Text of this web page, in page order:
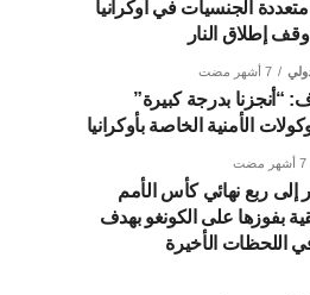
الجنسيات في أوكرانيا
إطلاق النار
7 أشهر مضت
“أنجزنا بدرجة كبيرة”
الأمنية الخاصة بأوكرانيا
7 أشهر مضت
إلى ربع نهائي كأس الأمم
بفوزها على الكونغو بهدف
اللحظات الأخيرة